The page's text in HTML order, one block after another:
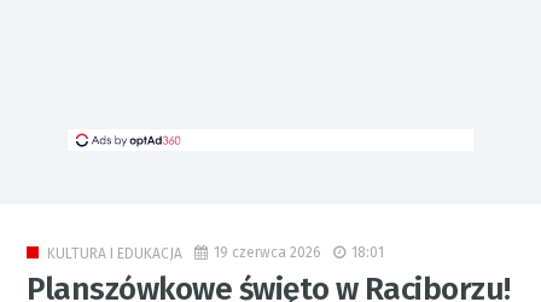
KULTURA I EDUKACJA 19 czerwca 2026 18:01
Planszówkowe święto w Raciborzu!